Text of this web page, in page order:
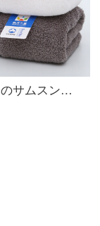
斜めの月のサムスンの2-4条は純綿のタオルを詰めます。家庭用男女のカップルはタオルを洗って柔軟に水を吸います。（白+灰色）北欧はロマンチックです。